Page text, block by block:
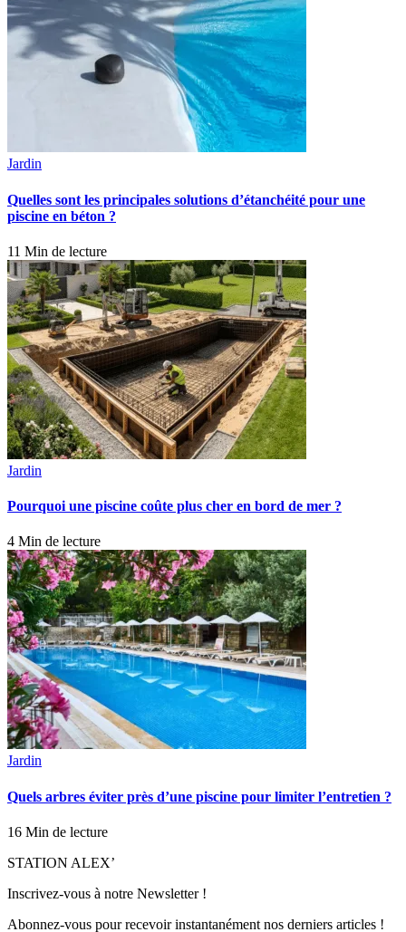
Jardin
Quelles sont les principales solutions d’étanchéité pour une
piscine en béton ?
11 Min de lecture
Jardin
Pourquoi une piscine coûte plus cher en bord de mer ?
4 Min de lecture
Jardin
Quels arbres éviter près d’une piscine pour limiter l’entretien ?
16 Min de lecture
STATION ALEX’
Inscrivez-vous à notre Newsletter !
Abonnez-vous pour recevoir instantanément nos derniers articles !